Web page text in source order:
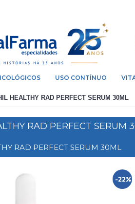
USO CONTÍNUO
HEALTHY RAD PERFECT SERUM 30ML
RAD PERFECT SERUM
RAD PERFECT SERUM 30ML
-22%